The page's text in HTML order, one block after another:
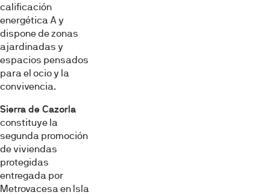
calificación
energética A y
dispone de zonas
ajardinadas y
espacios pensados
para el ocio y la
convivencia.
Sierra de Cazorla
constituye la
segunda promoción
de viviendas
protegidas
entregada por
Metrovacesa en Isla